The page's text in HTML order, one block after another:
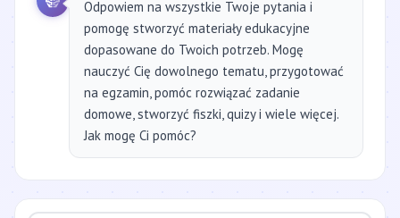
Odpowiem na wszystkie Twoje pytania i
pomogę stworzyć materiały edukacyjne
dopasowane do Twoich potrzeb. Mogę
nauczyć Cię dowolnego tematu, przygotować
na egzamin, pomóc rozwiązać zadanie
domowe, stworzyć fiszki, quizy i wiele więcej.
Jak mogę Ci pomóc?